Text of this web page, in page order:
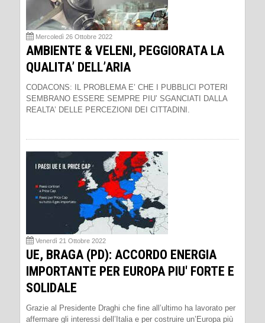
Mercoledì 26 Ottobre 2022
AMBIENTE & VELENI, PEGGIORATA LA
QUALITA’ DELL’ARIA
CODACONS: IL PROBLEMA E’ CHE I PUBBLICI POTERI
SEMBRANO ESSERE SEMPRE PIU’ SGANCIATI DALLA
REALTA’ DELLE PERCEZIONI DEI CITTADINI.
Venerdì 21 Ottobre 2022
UE, BRAGA (PD): ACCORDO ENERGIA
IMPORTANTE PER EUROPA PIU' FORTE E
SOLIDALE
Grazie al Presidente Draghi che fine all’ultimo ha lavorato per
affermare gli interessi dell’Italia e per costruire un’Europa più